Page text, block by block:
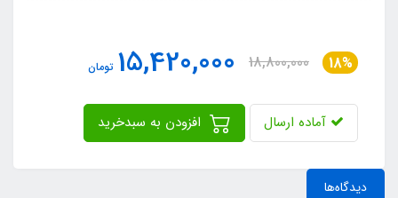
18%
18,800,000
15,420,000 تومان
آماده ارسال
دیدگاه‌ها